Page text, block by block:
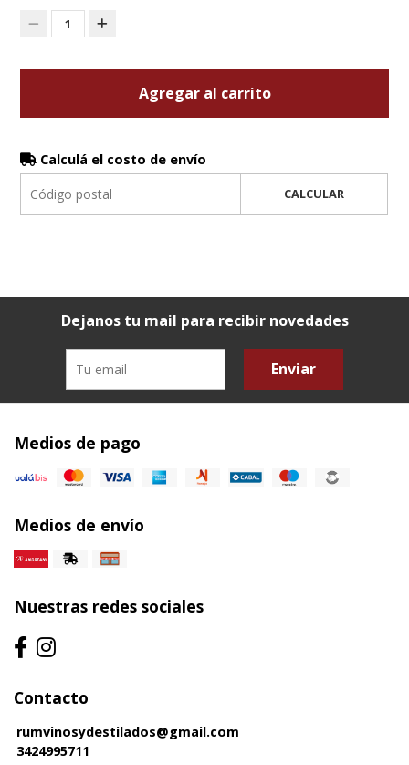
1
Agregar al carrito
Calculá el costo de envío
CALCULAR
Dejanos tu mail para recibir novedades
Enviar
Medios de pago
Medios de envío
Nuestras redes sociales
Contacto
rumvinosydestilados@gmail.com
3424995711